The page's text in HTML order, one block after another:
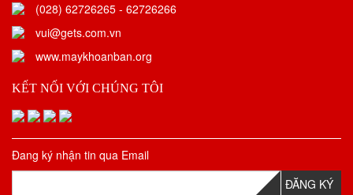
(028) 62726265 - 62726266
vui@gets.com.vn
www.maykhoanban.org
KẾT NỐI VỚI CHÚNG TÔI
Đang ký nhận tin qua Email
ĐĂNG KÝ